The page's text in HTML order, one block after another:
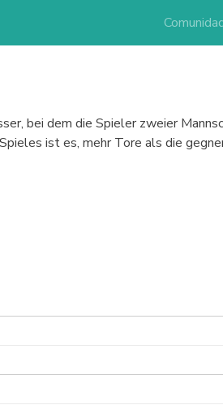
bei dem die Spieler zweier
ist es, mehr Tore als die